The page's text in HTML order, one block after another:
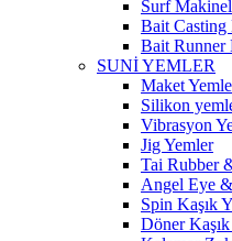
Surf
Bait Casting
Bait Runner
SUNİ YEMLER
Maket
Silikon
Vibrasyon
Jig Yemler
Tai Rubber
Angel Eye
Spin Kaşık
Döner